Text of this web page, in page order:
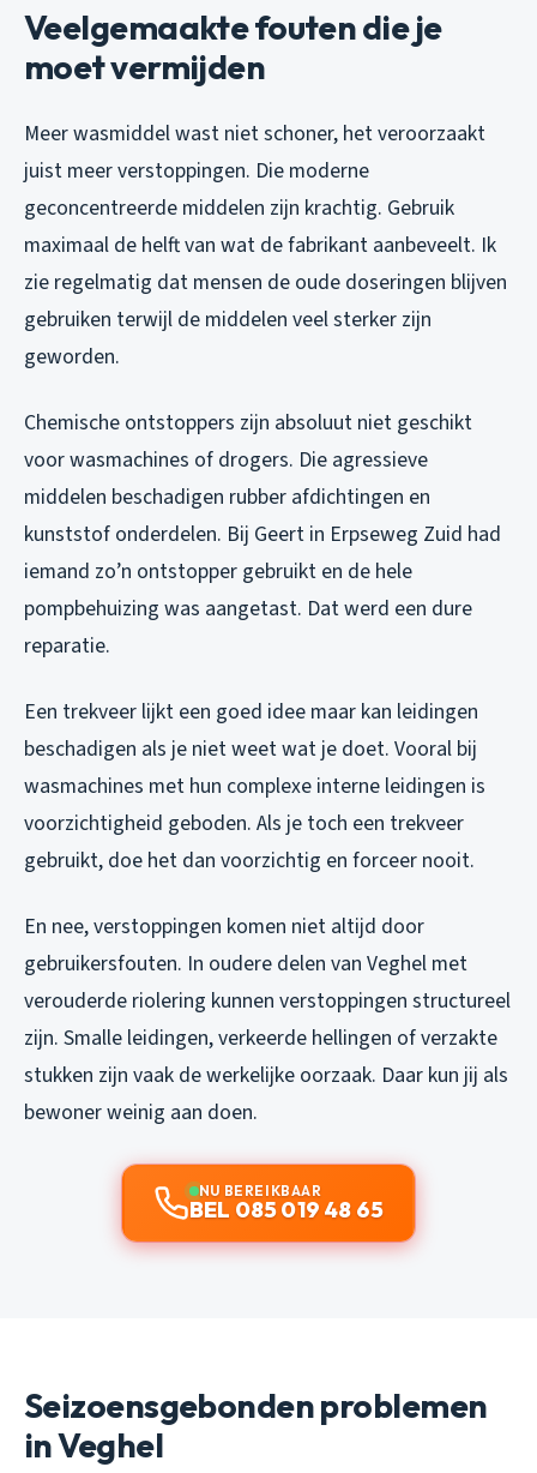
Veelgemaakte fouten die je
moet vermijden
Meer wasmiddel wast niet schoner, het veroorzaakt
juist meer verstoppingen. Die moderne
geconcentreerde middelen zijn krachtig. Gebruik
maximaal de helft van wat de fabrikant aanbeveelt. Ik
zie regelmatig dat mensen de oude doseringen blijven
gebruiken terwijl de middelen veel sterker zijn
geworden.
Chemische ontstoppers zijn absoluut niet geschikt
voor wasmachines of drogers. Die agressieve
middelen beschadigen rubber afdichtingen en
kunststof onderdelen. Bij Geert in Erpseweg Zuid had
iemand zo’n ontstopper gebruikt en de hele
pompbehuizing was aangetast. Dat werd een dure
reparatie.
Een trekveer lijkt een goed idee maar kan leidingen
beschadigen als je niet weet wat je doet. Vooral bij
wasmachines met hun complexe interne leidingen is
voorzichtigheid geboden. Als je toch een trekveer
gebruikt, doe het dan voorzichtig en forceer nooit.
En nee, verstoppingen komen niet altijd door
gebruikersfouten. In oudere delen van Veghel met
verouderde riolering kunnen verstoppingen structureel
zijn. Smalle leidingen, verkeerde hellingen of verzakte
stukken zijn vaak de werkelijke oorzaak. Daar kun jij als
bewoner weinig aan doen.
NU BEREIKBAAR
BEL 085 019 48 65
Seizoensgebonden problemen
in Veghel